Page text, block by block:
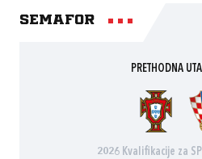
Semafor
PRETHODNA
2026 Kvalifikacije za